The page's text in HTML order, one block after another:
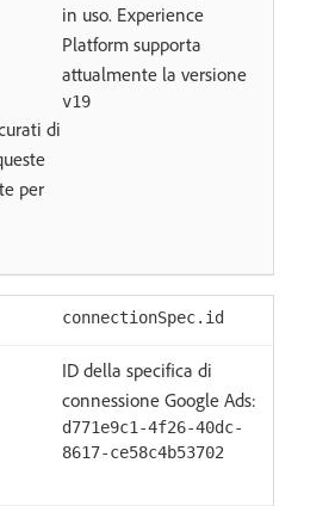
in uso. Experience
Platform supporta
attualmente la versione
v19
di
per
connectionSpec.id
ID della specifica di
connessione Google Ads:
d771e9c1-4f26-40dc-
8617-ce58c4b53702